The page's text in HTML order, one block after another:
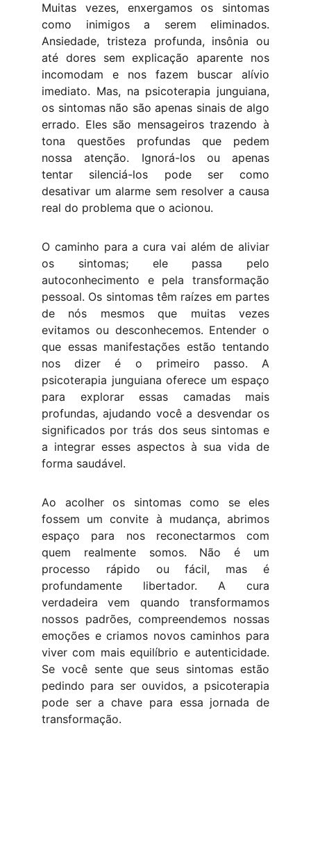
Muitas vezes, enxergamos os sintomas
como inimigos a serem eliminados.
Ansiedade, tristeza profunda, insônia ou
até dores sem explicação aparente nos
incomodam e nos fazem buscar alívio
imediato. Mas, na psicoterapia junguiana,
os sintomas não são apenas sinais de algo
errado. Eles são mensageiros trazendo à
tona questões profundas que pedem
nossa atenção. Ignorá-los ou apenas
tentar silenciá-los pode ser como
desativar um alarme sem resolver a causa
real do problema que o acionou.
O caminho para a cura vai além de aliviar
os sintomas; ele passa pelo
autoconhecimento e pela transformação
pessoal. Os sintomas têm raízes em partes
de nós mesmos que muitas vezes
evitamos ou desconhecemos. Entender o
que essas manifestações estão tentando
nos dizer é o primeiro passo. A
psicoterapia junguiana oferece um espaço
para explorar essas camadas mais
profundas, ajudando você a desvendar os
significados por trás dos seus sintomas e
a integrar esses aspectos à sua vida de
forma saudável.
Ao acolher os sintomas como se eles
fossem um convite à mudança, abrimos
espaço para nos reconectarmos com
quem realmente somos. Não é um
processo rápido ou fácil, mas é
profundamente libertador. A cura
verdadeira vem quando transformamos
nossos padrões, compreendemos nossas
emoções e criamos novos caminhos para
viver com mais equilíbrio e autenticidade.
Se você sente que seus sintomas estão
pedindo para ser ouvidos, a psicoterapia
pode ser a chave para essa jornada de
transformação.